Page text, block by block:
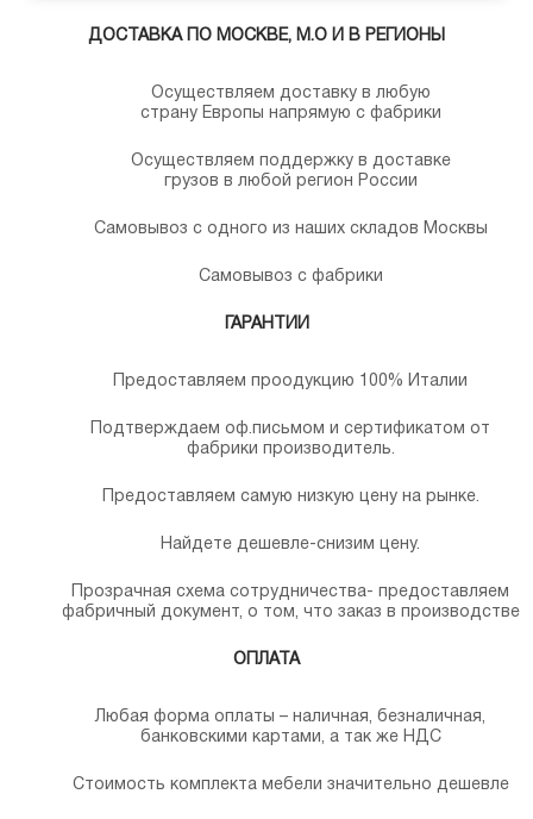
ДОСТАВКА ПО МОСКВЕ, М.О И В РЕГИОНЫ
Осуществляем доставку в любую
страну Европы напрямую с фабрики
Осуществляем поддержку в доставке
грузов в любой регион России
Самовывоз с одного из наших складов Москвы
Самовывоз с фабрики
ГАРАНТИИ
Предоставляем проодукцию 100% Италии
Подтверждаем оф.письмом и сертификатом от
фабрики производитель.
Предоставляем самую низкую цену на рынке.
Найдете дешевле-снизим цену.
Прозрачная схема сотрудничества- предоставляем
фабричный документ, о том, что заказ в производстве
ОПЛАТА
Любая форма оплаты – наличная, безналичная,
банковскими картами, а так же НДС
Стоимость комплекта мебели значительно дешевле